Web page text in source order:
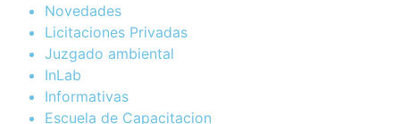
Novedades
Licitaciones Privadas
Juzgado ambiental
InLab
Informativas
Escuela de Capacitacion